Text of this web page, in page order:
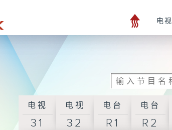
电视
电视
31
电视
32
电台
R1
电台
R2